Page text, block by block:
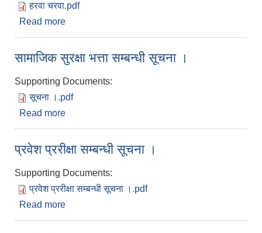
हरवा चरवा.pdf
Read more
सामाजिक सुरक्षा भत्ता सम्बन्धी सूचना ।
Supporting Documents:
सूचना ।.pdf
Read more
प्रवेश प्ररीक्षा सम्बन्धी सूचना ।
Supporting Documents:
प्रवेश प्ररीक्षा सम्बन्धी सूचना ।.pdf
Read more